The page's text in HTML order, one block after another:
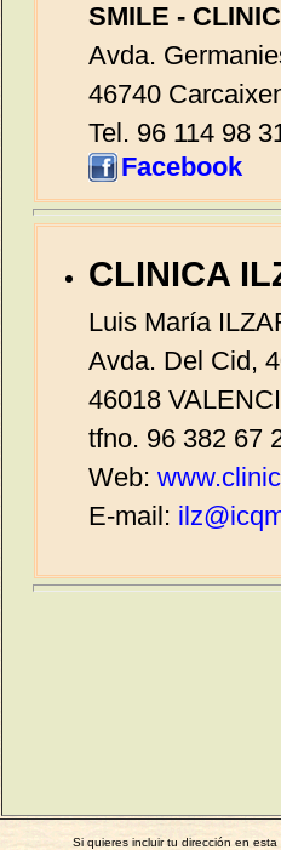
SMILE -
Avda.
46740
Tel. 96 114 98
Facebook
CLINICA
Luis María
Avda. Del Cid,
46018
tfno. 96 382 67
Web:
E-mail:
Si quieres incluir tu dirección en